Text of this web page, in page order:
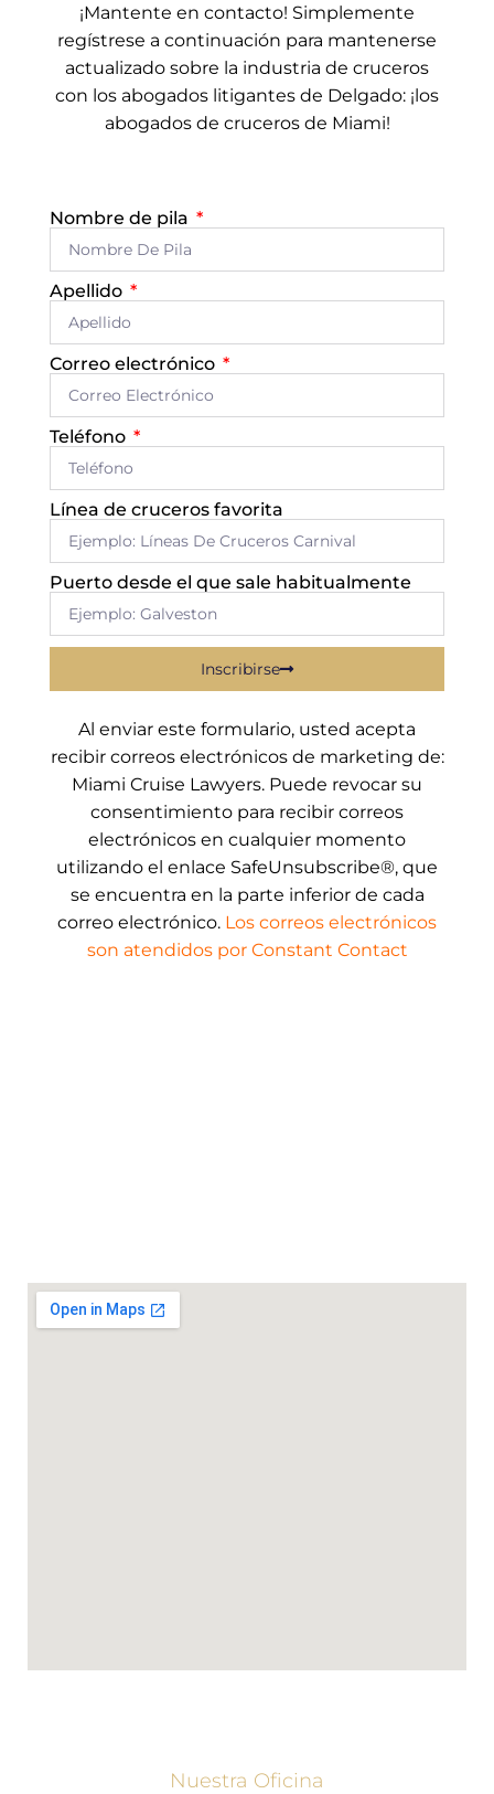
¡Mantente en contacto! Simplemente
regístrese a continuación para mantenerse
actualizado sobre la industria de cruceros
con los abogados litigantes de Delgado: ¡los
abogados de cruceros de Miami!
Nombre de pila
Apellido
Correo electrónico
Teléfono
Línea de cruceros favorita
Puerto desde el que sale habitualmente
Inscribirse
Al enviar este formulario, usted acepta
recibir correos electrónicos de marketing de:
Miami Cruise Lawyers. Puede revocar su
consentimiento para recibir correos
electrónicos en cualquier momento
utilizando el enlace SafeUnsubscribe®, que
se encuentra en la parte inferior de cada
correo electrónico. Los correos electrónicos
son atendidos por Constant Contact
Nuestra Oficina